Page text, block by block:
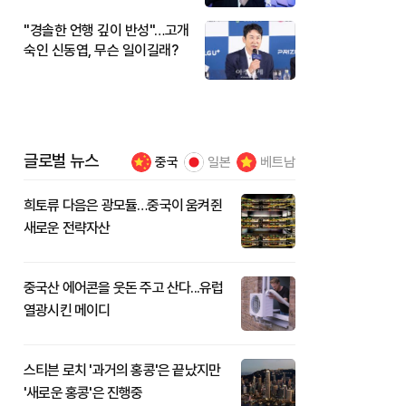
"경솔한 언행 깊이 반성"…고개
숙인 신동엽, 무슨 일이길래?
글로벌 뉴스 중국 일본 베트남
희토류 다음은 광모듈…중국이 움켜쥔
새로운 전략자산
중국산 에어콘을 웃돈 주고 산다...유럽
열광시킨 메이디
스티븐 로치 '과거의 홍콩'은 끝났지만
'새로운 홍콩'은 진행중